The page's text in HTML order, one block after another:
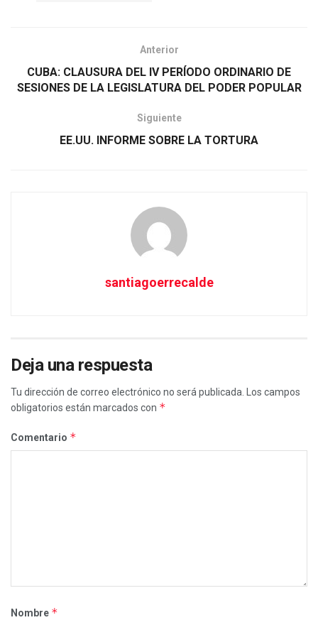
Anterior
CUBA: CLAUSURA DEL IV PERÍODO ORDINARIO DE
SESIONES DE LA LEGISLATURA DEL PODER POPULAR
Siguiente
EE.UU. INFORME SOBRE LA TORTURA
santiagoerrecalde
Deja una respuesta
Tu dirección de correo electrónico no será publicada. Los campos
obligatorios están marcados con *
Comentario *
Nombre *